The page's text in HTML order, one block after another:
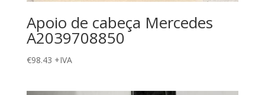
Apoio de cabeça Mercedes
A2039708850
€98.43 +IVA